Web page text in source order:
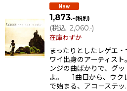
1,873.-(税別)
(税込: 2,060.-)
在庫わずか
まったりとしたレゲエ
ワイ出身のアーティス
ンジの曲ばかりで、グ
よ。 1曲目から、ウク
で始まる、アコーステッ